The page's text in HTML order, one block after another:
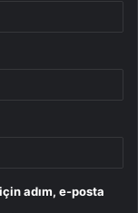
adım, e-posta